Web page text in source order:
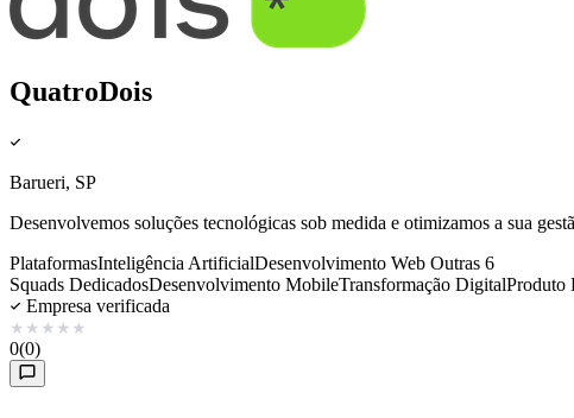
QuatroDois
Barueri, SP
Desenvolvemos soluções tecnológicas sob medida e otimizamos a sua
PlataformasInteligência ArtificialDesenvolvimento Web Outras 6
Squads DedicadosDesenvolvimento MobileTransformação DigitalProduto
Empresa verificada
★ ★ ★ ★ ★
0(0)